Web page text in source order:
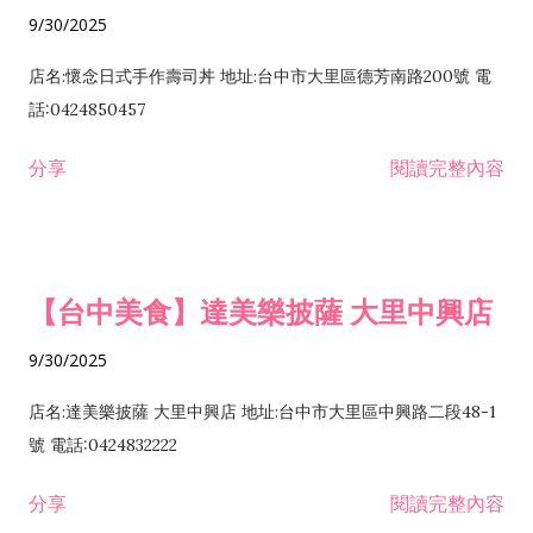
9/30/2025
店名:懷念日式手作壽司丼 地址:台中市大里區德芳南路200號 電
話:0424850457
分享 閱讀完整內容
【台中美食】達美樂披薩 大里中興店
9/30/2025
店名:達美樂披薩 大里中興店 地址:台中市大里區中興路二段48-1
號 電話:0424832222
分享 閱讀完整內容